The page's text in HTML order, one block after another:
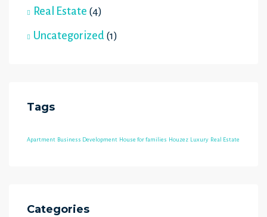
Real Estate (4)
Uncategorized (1)
Tags
Apartment Business Development House for families Houzez Luxury Real Estate
Categories